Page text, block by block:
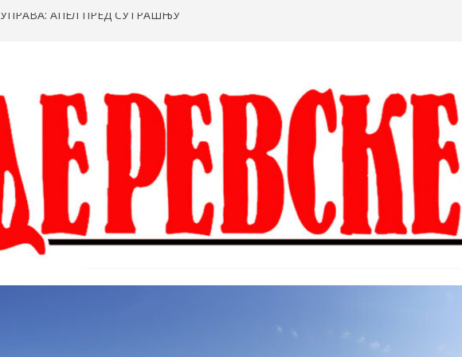
АПЕЛ ПРЕД СУТРАШЊУ
БРЗАКОВИЋ ОТВАРА ДЕВЕТИ
ПРОМЕНЕ, СМЕНА ДРАГАНА
НАГОВОРИО ДВОЈАЦ ИЗ
БАЦИ БОМБЕ НА ДОСКОТЕКУ И